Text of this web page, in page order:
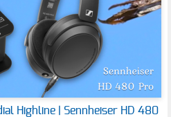
Highline | Sennheiser HD 480